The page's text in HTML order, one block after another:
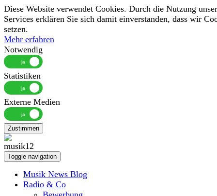
Diese Website verwendet Cookies. Durch die Nutzung
Services erklären Sie sich damit einverstanden, dass wir
setzen.
Mehr erfahren
Notwendig
Statistiken
Externe Medien
Zustimmen
Toggle navigation
Musik News Blog
Radio & Co